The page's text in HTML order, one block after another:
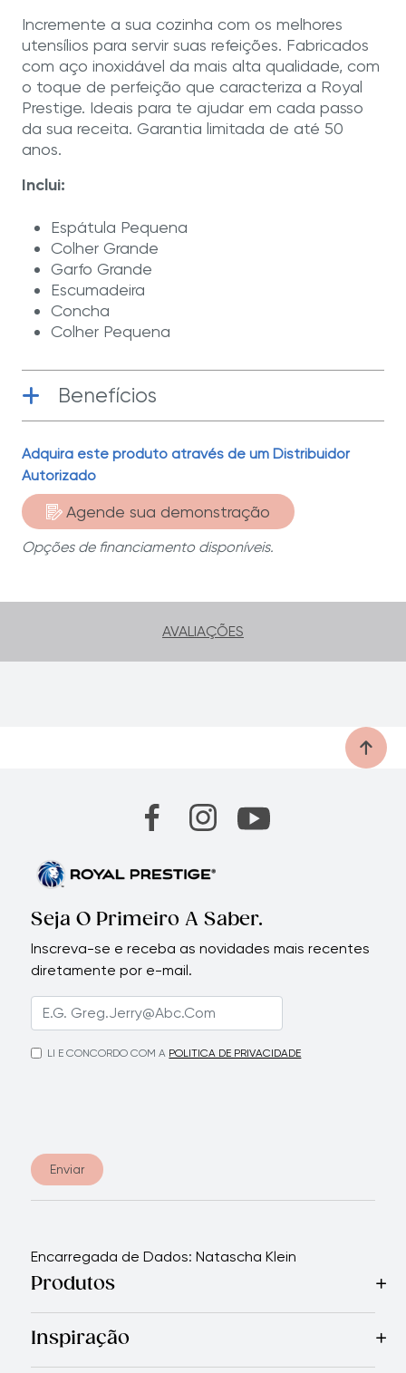
Incremente a sua cozinha com os melhores
utensílios para servir suas refeições. Fabricados
com aço inoxidável da mais alta qualidade, com
o toque de perfeição que caracteriza a Royal
Prestige. Ideais para te ajudar em cada passo
da sua receita. Garantia limitada de até 50
anos.
Inclui:
Espátula Pequena
Colher Grande
Garfo Grande
Escumadeira
Concha
Colher Pequena
Benefícios
Aço Inoxidável| Fabricados com
Até 50 Anos de Garantia Limitada
acompanharão em muitas receitas
deliciosas para compartilhar com quem
Adquira este produto através de um Distribuidor
Autorizado
Agende sua demonstração
Opções de financiamento disponíveis.
AVALIAÇÕES
Seja O Primeiro A Saber.
Inscreva-se e receba as novidades mais recentes
diretamente por e-mail.
LI E CONCORDO COM A POLITICA DE PRIVACIDADE
Enviar
Encarregada de Dados: Natascha Klein
Produtos
Mais VendidosCozinhaFacasTalheresEletrodomésticos
Inspiração